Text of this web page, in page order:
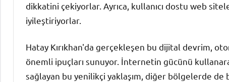
dikkatini çekiyorlar. Ayrıca, kullanıcı dostu web
iyileştiriyorlar.
Hatay Kırıkhan'da gerçekleşen bu dijital devrim,
önemli ipuçları sunuyor. İnternetin gücünü
sağlayan bu yenilikçi yaklaşım, diğer bölgelerde